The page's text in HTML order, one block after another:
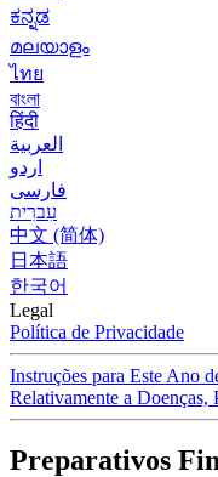
ಕನ್ನಡ
മലയാളം
ไทย
বাংলা
हिंदी
العربية
اردو
فارسی
עִברִית
中文 (简体)
日本語
한국어
Legal
Política de Privacidade
Instruções para Este Ano
Relativamente a Doenças,
Preparativos